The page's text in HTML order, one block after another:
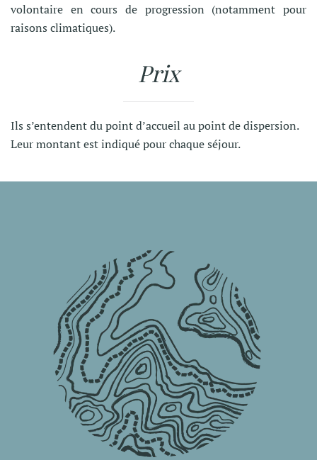
volontaire en cours de progression (notamment pour
raisons climatiques).
Prix
Ils s’entendent du point d’accueil au point de dispersion.
Leur montant est indiqué pour chaque séjour.